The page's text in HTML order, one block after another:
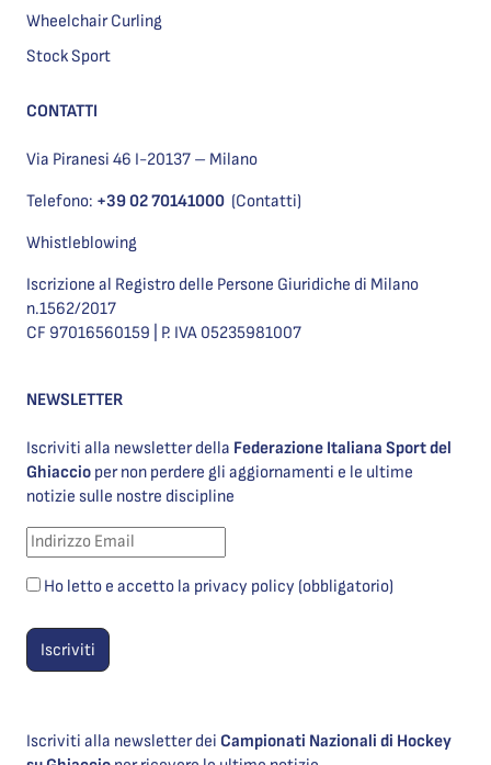
Wheelchair Curling
Stock Sport
CONTATTI
Via Piranesi 46 I-20137 – Milano
Telefono: +39 02 70141000 (Contatti)
Whistleblowing
Iscrizione al Registro delle Persone Giuridiche di Milano
n.1562/2017
CF 97016560159 | P. IVA 05235981007
NEWSLETTER
Iscriviti alla newsletter della Federazione Italiana Sport del
Ghiaccio per non perdere gli aggiornamenti e le ultime
notizie sulle nostre discipline
Ho letto e accetto la privacy policy (obbligatorio)
Iscriviti alla newsletter dei Campionati Nazionali di Hockey